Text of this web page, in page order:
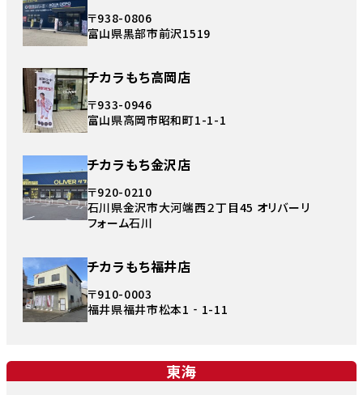
〒938-0806
富山県黒部市前沢1519
チカラもち高岡店
〒933-0946
富山県高岡市昭和町1-1-1
チカラもち金沢店
〒920-0210
石川県金沢市大河端西２丁目45 オリバーリ
フォーム石川
チカラもち福井店
〒910-0003
福井県福井市松本1‐1-11
東海